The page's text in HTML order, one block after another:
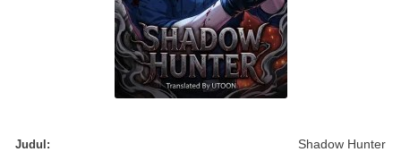
Judul: Shadow Hunter